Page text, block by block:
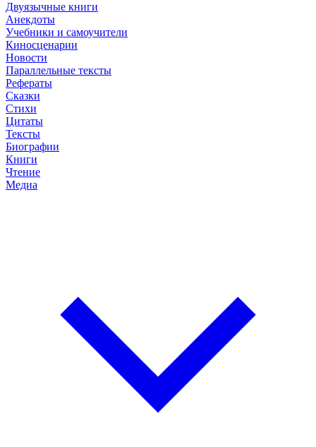
Двуязычные книги
Анекдоты
Учебники и самоучители
Киносценарии
Новости
Параллельные тексты
Рефераты
Сказки
Стихи
Цитаты
Тексты
Биографии
Книги
Чтение
Медиа